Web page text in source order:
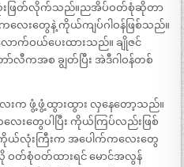
းဖြတ်လိုက်သည်။ညအိပ်ဝတ်စုံဆိုတာ
ကလေးတွေနဲ့ ကိုယ်ကျပ်ဂါဝန်ဖြစ်သည်။
ောက်ဝယ်ပေးထားသည်။ ချိုဇင်
လီကအစ ချွတ်ပြီး အဲဒီဂါဝန်တစ်
းက ဖွံ့ဖွံ့ထွားထွား လှနေတော့သည်။
းတွေပါပြီး ကိုယ်ကြပ်လည်းဖြစ်
ကိုယ်လုံးကြီးက အပေါက်ကလေးတွေ
ဝတ်စုံဝတ်ထားရင် မောင်အလွန်